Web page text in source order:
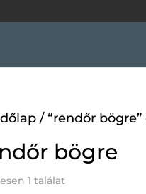
/ “rendőr
bögre
1 találat